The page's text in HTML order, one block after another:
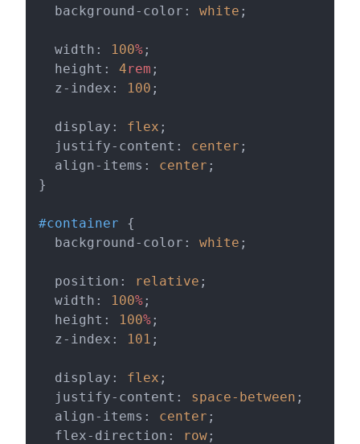
  background-color:
white ;
  width:
100%;
  height:
4rem ;
  z-index:
100 ;
  display:
flex ;
  justify-content:
center ;
  align-items:
center ;
}
#container {
  background-color:
white ;
  position:
relative ;
  width:
100%;
  height:
100%;
  z-index:
101 ;
  display:
flex ;
  justify-content:
space-between ;
  align-items:
center ;
  flex-direction:
row;